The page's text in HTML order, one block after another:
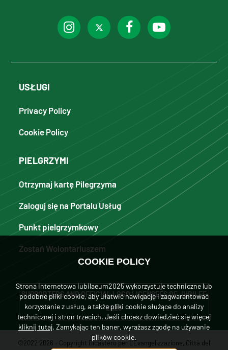
USŁUGI
Privacy Policy
Cookie Policy
PIELGRZYMI
Otrzymaj kartę Pilegrzyma
Zaloguj się na Portalu Usług
Punkt pielgrzymkowy
Zostań Wolontariuszem
SUPPORTERS AND OFFICIAL LOGO LICENSEES OF JUBILEE
2025
©2022 2026 - Copyright Dicastero per L'Evangelizzazione, Città del
COOKIE POLICY
Strona internetowa iubilaeum2025 wykorzystuje techniczne lub
podobne pliki cookie, aby ułatwić nawigację i zagwarantować
korzystanie z usług, a także pliki cookie służące do analizy
technicznej i stron trzecich. Jeśli chcesz dowiedzieć się więcej
kliknij tutaj. Zamykając ten baner, wyrażasz zgodę na używanie
plików cookie.